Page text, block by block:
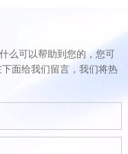
么可以帮助到您的，您可
面给我们留言，我们将热